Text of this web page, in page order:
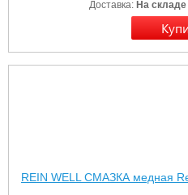
Доставка: На складе
REIN WELL СМАЗКА медная